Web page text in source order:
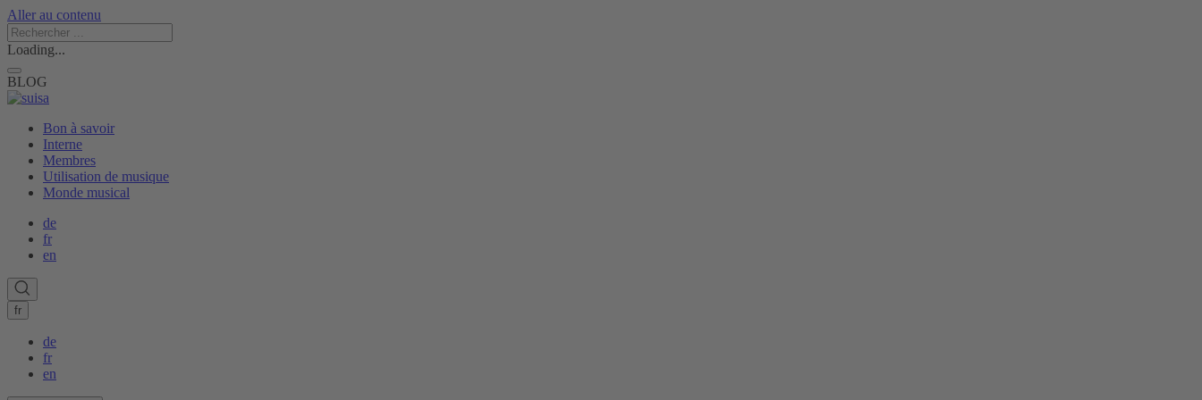
Aller au contenu
Loading...
BLOG
Bon à savoir
Interne
Membres
Utilisation de musique
Monde musical
de
fr
en
fr
de
fr
en